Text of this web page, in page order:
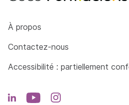
Côté Formations
À propos
Contactez-nous
Accessibilité : partiellement